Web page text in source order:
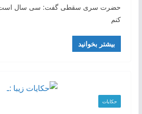
حضرت سری سقطی گفت: سی سال است
کنم
بیشتر بخوانید
حکایات